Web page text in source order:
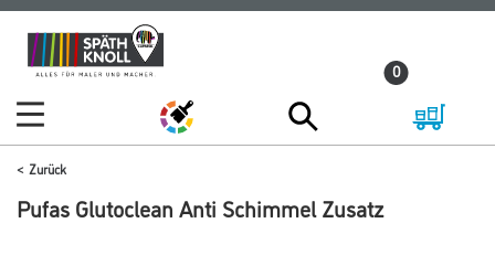
Zum
Inhalt
Zum
Navigationsmenü
0
Zurück
Pufas Glutoclean Anti Schimmel Zusatz